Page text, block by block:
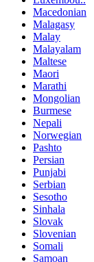
Macedonian
Malagasy
Malay
Malayalam
Maltese
Maori
Marathi
Mongolian
Burmese
Nepali
Norwegian
Pashto
Persian
Punjabi
Serbian
Sesotho
Sinhala
Slovak
Slovenian
Somali
Samoan